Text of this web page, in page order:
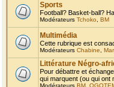
Sports
Football? Basket-ball?
Modérateurs Tchoko BM
Multimédia
Cette rubrique est
Modérateurs Chabine
Littérature Négro-
Pour débattre et
qui marquent (ou qui ont
Modérateurs BM